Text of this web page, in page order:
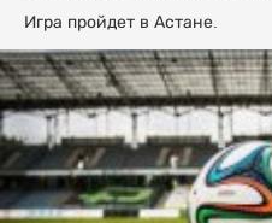
Игра пройдет в Астане.